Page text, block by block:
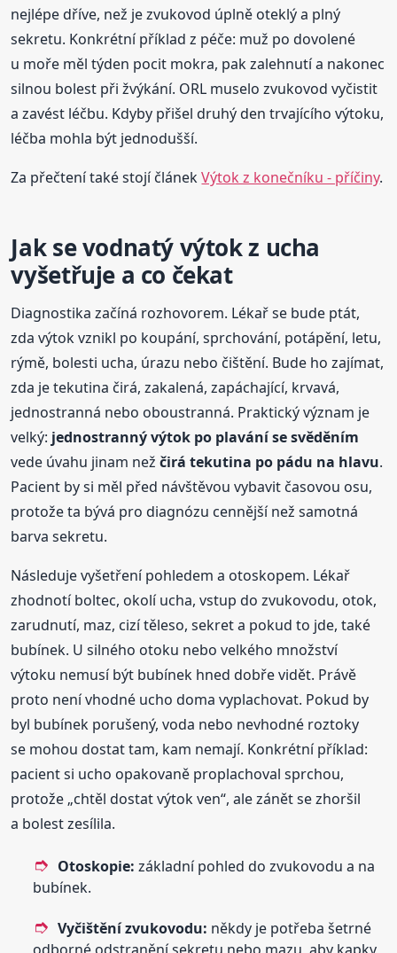
nejlépe dříve, než je zvukovod úplně oteklý a plný
sekretu. Konkrétní příklad z péče: muž po dovolené
u moře měl týden pocit mokra, pak zalehnutí a nakonec
silnou bolest při žvýkání. ORL muselo zvukovod vyčistit
a zavést léčbu. Kdyby přišel druhý den trvajícího výtoku,
léčba mohla být jednodušší.
Za přečtení také stojí článekVýtok z konečníku - příčiny.
Jak se vodnatý výtok z ucha
vyšetřuje a co čekat
Diagnostika začíná rozhovorem. Lékař se bude ptát,
zda výtok vznikl po koupání, sprchování, potápění, letu,
rýmě, bolesti ucha, úrazu nebo čištění. Bude ho zajímat,
zda je tekutina čirá, zakalená, zapáchající, krvavá,
jednostranná nebo oboustranná. Praktický význam je
velký: jednostranný výtok po plavání se svěděním
vede úvahu jinam nežčirá tekutina po pádu na hlavu.
Pacient by si měl před návštěvou vybavit časovou osu,
protože ta bývá pro diagnózu cennější než samotná
barva sekretu.
Následuje vyšetření pohledem a otoskopem. Lékař
zhodnotí boltec, okolí ucha, vstup do zvukovodu, otok,
zarudnutí, maz, cizí těleso, sekret a pokud to jde, také
bubínek. U silného otoku nebo velkého množství
výtoku nemusí být bubínek hned dobře vidět. Právě
proto není vhodné ucho doma vyplachovat. Pokud by
byl bubínek porušený, voda nebo nevhodné roztoky
se mohou dostat tam, kam nemají. Konkrétní příklad:
pacient si ucho opakovaně proplachoval sprchou,
protože „chtěl dostat výtok ven“, ale zánět se zhoršil
a bolest zesílila.
Otoskopie: základní pohled do zvukovodu a na
bubínek.
Vyčištění zvukovodu: někdy je potřeba šetrné